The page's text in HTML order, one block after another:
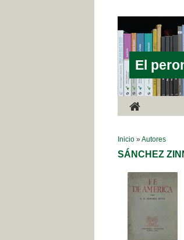
El
SE ENCUENTRA
Inicio »Autores
SÁNCHEZ